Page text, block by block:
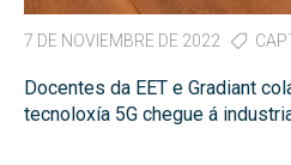
7 DE NOVIEMBRE DE 2022
Docentes da EET e Gradiant
tecnoloxía 5G chegue á